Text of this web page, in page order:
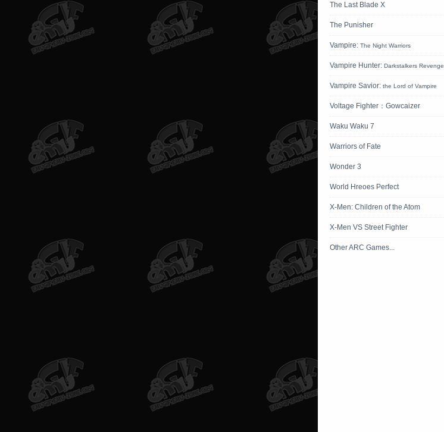
The Last Blade X
The Punisher
Vampire: The Night Warriors
Vampire Hunter: Darkstalkers Revenge
Vampire Savior: the Lord of Vampire
Voltage Fighter：Gowcaizer
Waku Waku 7
Warriors of Fate
Wonder 3
World Hreoes Perfect
X-Men: Children of the Atom
X-Men VS Street Fighter
Other ARC Games...